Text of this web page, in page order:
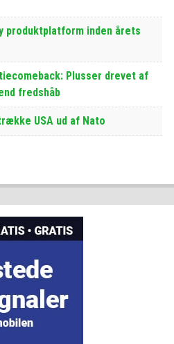
produktplatform inden årets
Plusser drevet af
fredshåb
USA ud af Nato